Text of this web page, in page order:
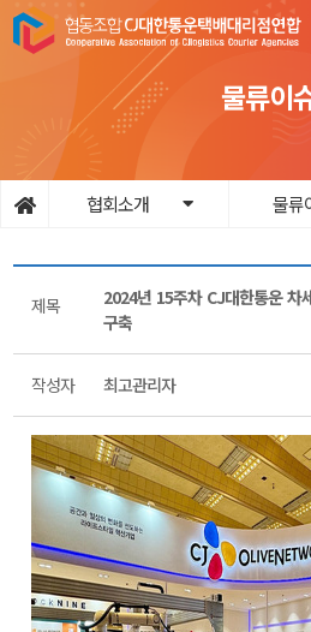
물류이
협회소개 물류
제목
2024년 15주차 CJ대한통운
구축
작성자 최고관리자